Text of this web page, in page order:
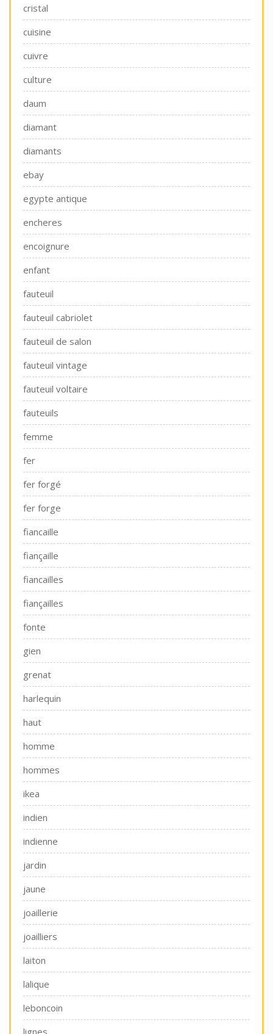
cristal
cuisine
cuivre
culture
daum
diamant
diamants
ebay
egypte antique
encheres
encoignure
enfant
fauteuil
fauteuil cabriolet
fauteuil de salon
fauteuil vintage
fauteuil voltaire
fauteuils
femme
fer
fer forgé
fer forge
fiancaille
fiançaille
fiancailles
fiançailles
fonte
gien
grenat
harlequin
haut
homme
hommes
ikea
indien
indienne
jardin
jaune
joaillerie
joailliers
laiton
lalique
leboncoin
lignes